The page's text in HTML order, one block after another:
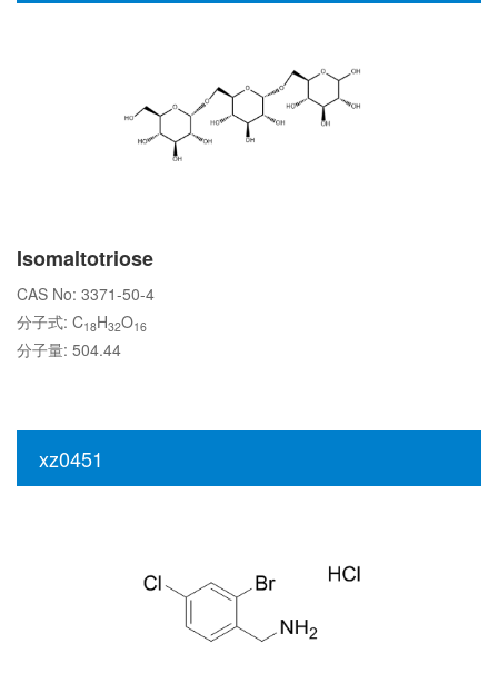
Isomaltotriose
CAS No: 3371-50-4
分子式: C18H32O16
分子量: 504.44
xz0451